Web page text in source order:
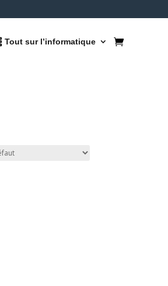
Tout sur l’informatique